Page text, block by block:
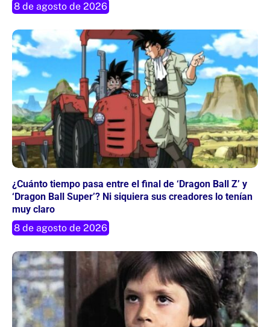
8 de agosto de 2026
¿Cuánto tiempo pasa entre el final de ‘Dragon Ball Z’ y
‘Dragon Ball Super’? Ni siquiera sus creadores lo tenían
muy claro
8 de agosto de 2026